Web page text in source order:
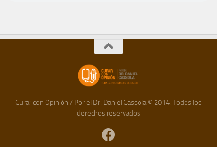
Curar con Opinión / Por el Dr. Daniel Cassola © 2014. Todos los
derechos reservados